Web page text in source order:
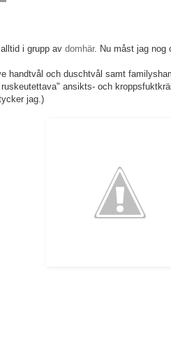
i grupp av domhär. Nu måst jag nog
handtvål och duschtvål samt
ansikts- och
jag.)